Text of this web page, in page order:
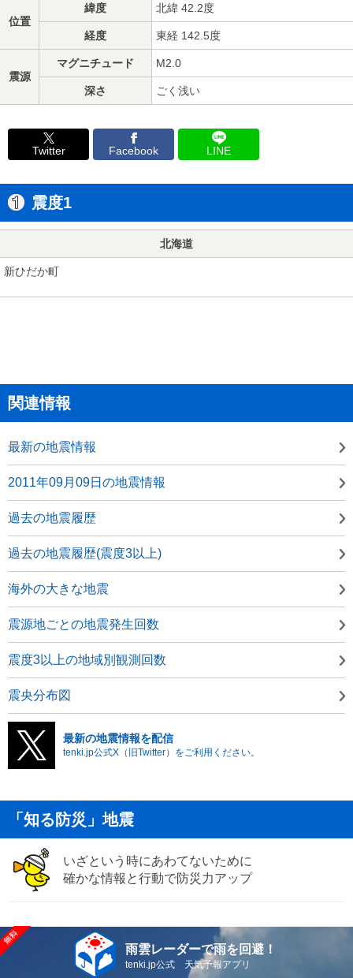
位置
緯度 北緯 42.2度
経度 東経 142.5度
震源
マグニチュード M2.0
深さ ごく浅い
Twitter Facebook LINE
震度1
北海道
新ひだか町
関連情報
最新の地震情報
2011年09月09日の地震情報
過去の地震履歴
過去の地震履歴(震度3以上)
海外の大きな地震
震源地ごとの地震発生回数
震度3以上の地域別観測回数
震央分布図
最新の地震情報を配信
tenki.jp公式X（旧Twitter）をご利用ください。
「知る防災」地震
いざという時にあわてないために
確かな情報と行動で防災力アップ
雨雲レーダーで雨を回避！
tenki.jp公式 天気予報アプリ